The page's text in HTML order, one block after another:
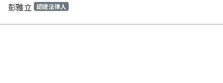
彭雅立 認證法律人